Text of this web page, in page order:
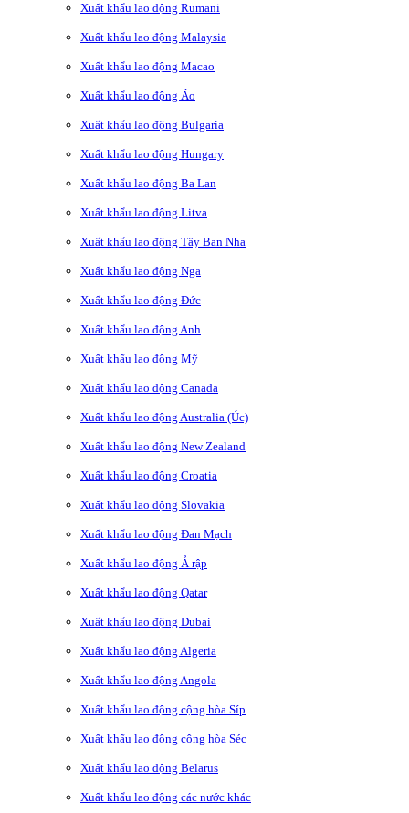
Xuất khẩu lao động Rumani
Xuất khẩu lao động Malaysia
Xuất khẩu lao động Macao
Xuất khẩu lao động Áo
Xuất khẩu lao động Bulgaria
Xuất khẩu lao động Hungary
Xuất khẩu lao động Ba Lan
Xuất khẩu lao động Litva
Xuất khẩu lao động Tây Ban Nha
Xuất khẩu lao động Nga
Xuất khẩu lao động Đức
Xuất khẩu lao động Anh
Xuất khẩu lao động Mỹ
Xuất khẩu lao động Canada
Xuất khẩu lao động Australia (Úc)
Xuất khẩu lao động New Zealand
Xuất khẩu lao động Croatia
Xuất khẩu lao động Slovakia
Xuất khẩu lao động Đan Mạch
Xuất khẩu lao động Ả rập
Xuất khẩu lao động Qatar
Xuất khẩu lao động Dubai
Xuất khẩu lao động Algeria
Xuất khẩu lao động Angola
Xuất khẩu lao động cộng hòa Síp
Xuất khẩu lao động cộng hòa Séc
Xuất khẩu lao động Belarus
Xuất khẩu lao động các nước khác